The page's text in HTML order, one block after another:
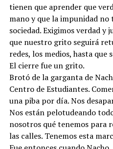
tienen que aprender que
mano y que la impunidad
sociedad. Exigimos verdad y
que nuestro grito seguirá
redes, los medios, hasta que
El cierre fue un grito.
Brotó de la garganta de
Centro de Estudiantes.
una piba por día. Nos
Nos están pelotudeando
nosotros qué tenemos para
las calles. Tenemos esta